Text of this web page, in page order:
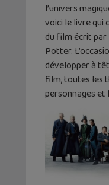
l’univers
voici le livre qui
du film écrit par
Potter.
développer à
film, toutes les
personnages et